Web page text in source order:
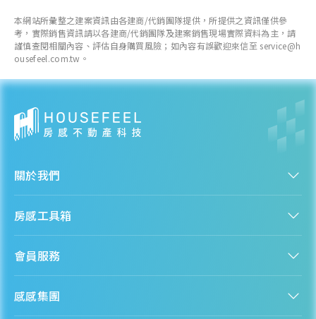
本網站所彙整之建案資訊由各建商/代銷團隊提供，所提供之資訊僅供參
考，實際銷售資訊請以各建商/代銷團隊及建案銷售現場實際資料為主，請
謹慎查閱相關內容、評估自身購買風險；如內容有誤歡迎來信至 service@h
ousefeel.com.tw。
關於我們
人才招募
隱私政策
資訊安全政策
房感工具箱
購屋能力試算
熱門區域分析
房產知識庫
會員服務
會員專區
感感集團